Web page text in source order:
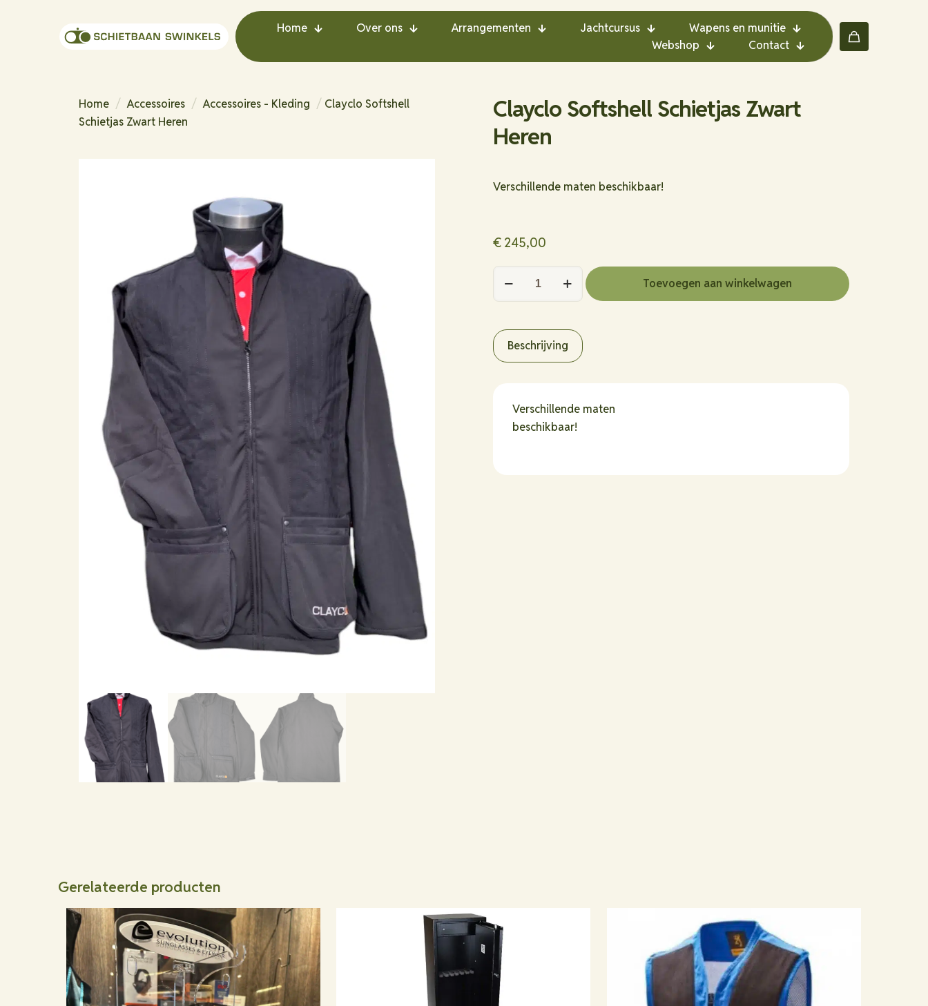
Home Over ons Arrangementen Jachtcursus
Wapens en munitie
Webshop
Contact
Home / Accessoires / Accessoires - Kleding / Clayclo Softshell
Schietjas Zwart Heren
Clayclo Softshell Schietjas Zwart
Heren
Verschillende maten beschikbaar!
€ 245,00
Softshell
Zwart
Heren
hoeveelheid
Toevoegen aan winkelwagen
Beschrijving
Verschillende maten
beschikbaar!
Gerelateerde producten